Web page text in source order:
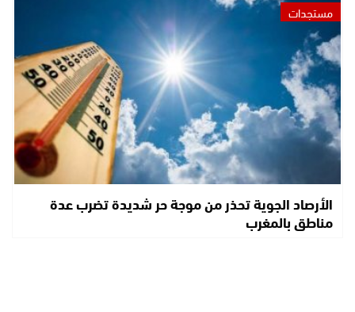
مستجدات
الأرصاد الجوية تحذر من موجة حر شديدة تضرب عدة
مناطق بالمغرب